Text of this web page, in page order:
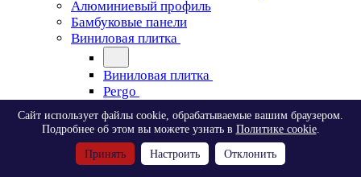
Алюминиевый профиль
Бамбуковые панели
Виниловая плитка
Виниловая плитка
Pergo
Pergo
Classic Plank Optimum Glue
Modern Plank Optimum Glue
Сайт использует файлы cookie, обрабатываемые вашим браузером.
Подробнее об этом вы можете узнать в Политике cookie.
Принять Настроить Отклонить